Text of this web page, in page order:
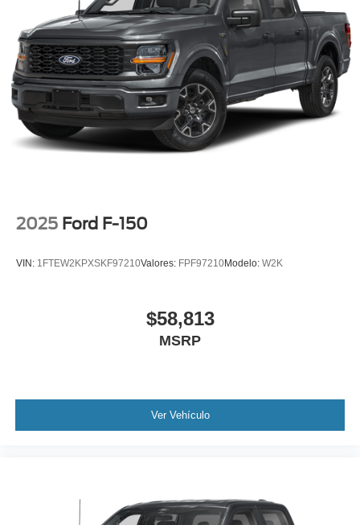
2025 Ford F-150
VIN: 1FTEW2KPXSKF97210Valores: FPF97210Modelo: W2K
$58,813
MSRP
Ver Vehículo